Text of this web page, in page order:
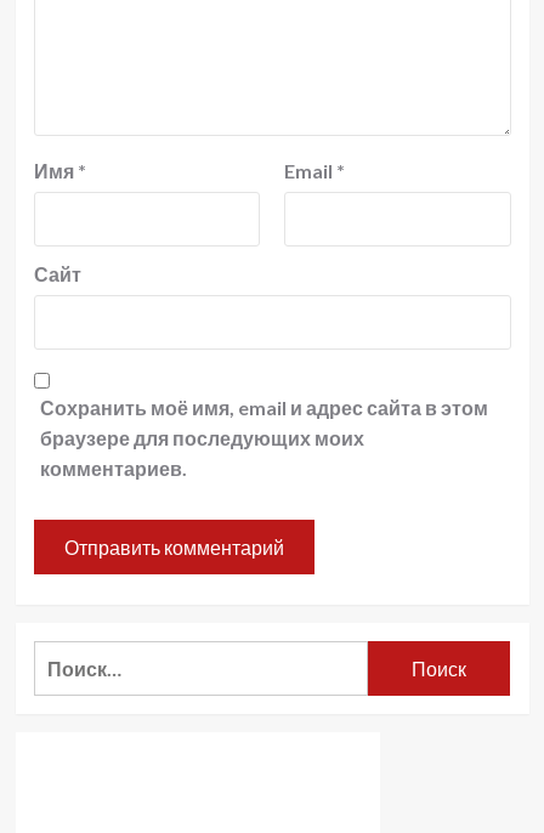
Имя * Email *
Сайт
Сохранить моё имя, email и адрес сайта в этом
браузере для последующих моих
комментариев.